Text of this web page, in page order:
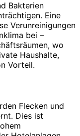
Bakterien
Eine
Verunreinigungen
bei –
wo
Haushalte,
Vorteil.
Flecken und
Dies ist